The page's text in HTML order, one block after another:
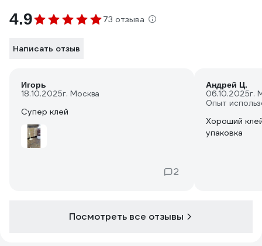
4.9 73 отзыва
Написать отзыв
Игорь
18.10.2025г. Москва
Супер клей
2
Андрей Ц.
06.10.2025г.
Опыт
Хороший
упаковка
Посмотреть все отзывы